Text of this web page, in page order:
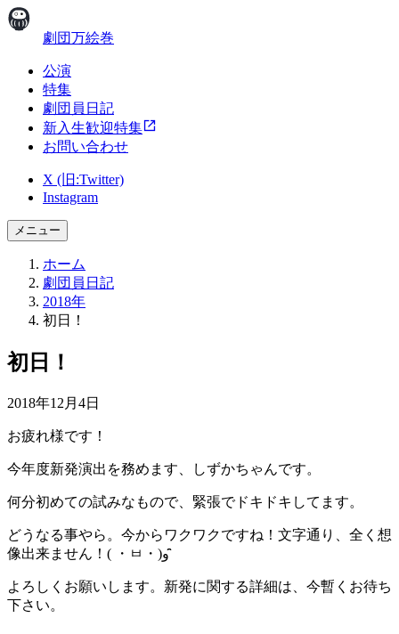
劇団万絵巻
公演
特集
劇団員日記
新入生歓迎特集
お問い合わせ
X (旧:Twitter)
Instagram
メニュー
ホーム
劇団員日記
2018年
初日！
初日！
2018年12月4日
お疲れ様です！
今年度新発演出を務めます、しずかちゃんです。
何分初めての試みなもので、緊張でドキドキしてます。
どうなる事やら。今からワクワクですね！文字通り、全く想
像出来ません！( ・ㅂ・)و ̑̑
よろしくお願いします。新発に関する詳細は、今暫くお待ち
下さい。